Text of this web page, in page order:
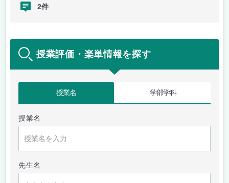
2件
授業評価・楽単情報を探す
授業名 学部学科
授業名
先生名